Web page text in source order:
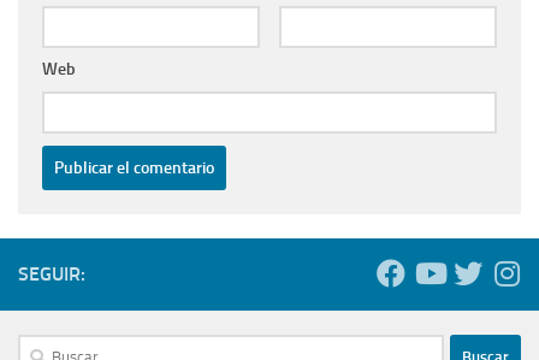
Web
SEGUIR:
Buscar: